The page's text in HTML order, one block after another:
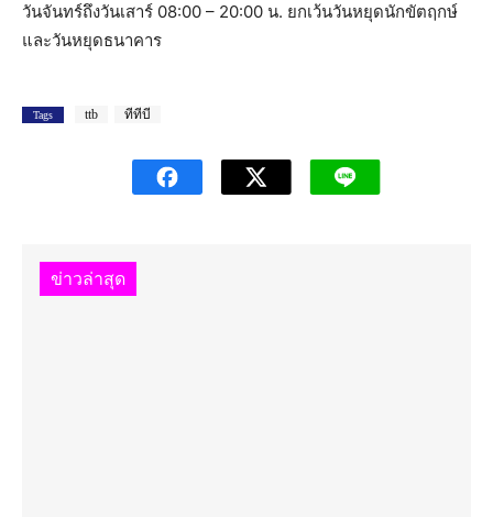
วันจันทร์ถึงวันเสาร์ 08:00 – 20:00 น. ยกเว้นวันหยุดนักขัตฤกษ์
และวันหยุดธนาคาร
Tags ttb ทีทีบี
ข่าวล่าสุด